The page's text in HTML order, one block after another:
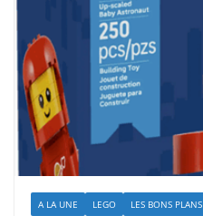
A LA UNE LEGO LES BONS PLANS